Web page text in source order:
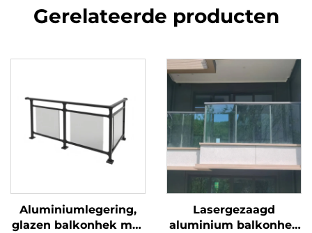
Gerelateerde producten
Aluminiumlegering,
glazen balkonhek met
Lasergezaagd
aluminium balkonhek